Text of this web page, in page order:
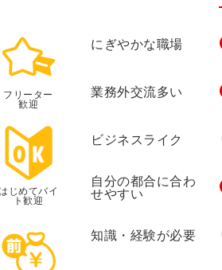
フリーター
歓迎
じめてバイ
ト歓迎
にぎやかな職場
業務外交流多い
ビジネスライク
自分の都合に合わ
せやすい
知識・経験が必要